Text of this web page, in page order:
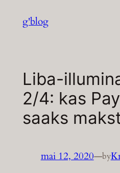
g'blog
Liba-
2/4: kas
saaks
mai 12, 2020—by